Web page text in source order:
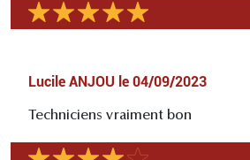
Lucile ANJOU le 04/09/2023
Techniciens vraiment bon